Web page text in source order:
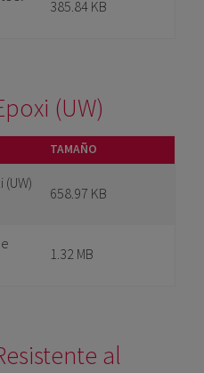
385.84 KB
(UW)
TAMAÑO
(UW)
658.97 KB
1.32 MB
al